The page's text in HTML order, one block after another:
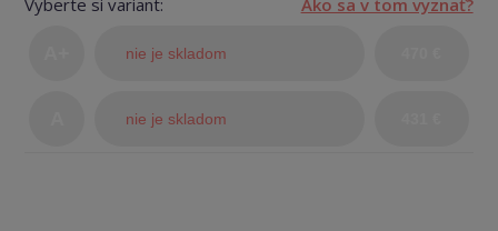
Vyberte si variant: Ako sa v tom vyznať?
nie je skladom
nie je skladom